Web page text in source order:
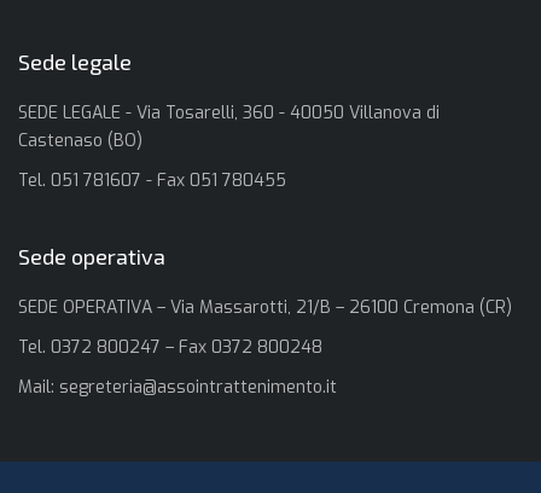
Sede legale
SEDE LEGALE - Via Tosarelli, 360 - 40050 Villanova di
Castenaso (BO)
Tel. 051 781607 - Fax 051 780455
Sede operativa
SEDE OPERATIVA – Via Massarotti, 21/B – 26100 Cremona (CR)
Tel. 0372 800247 – Fax 0372 800248
Mail: segreteria@assointrattenimento.it